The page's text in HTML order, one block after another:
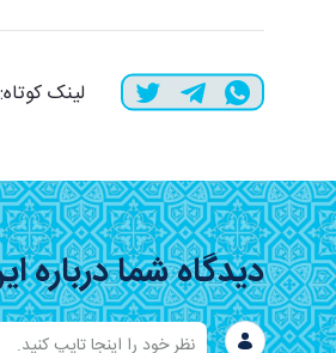
لینک کوتاه:
دیدگاه شما درباره